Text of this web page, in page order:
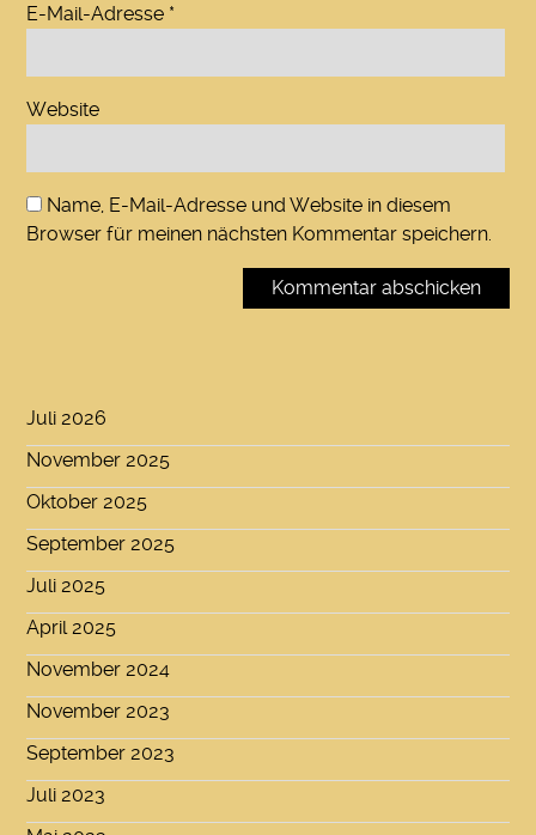
E-Mail-Adresse *
Website
Name, E-Mail-Adresse und Website in diesem
Browser für meinen nächsten Kommentar speichern.
Juli 2026
November 2025
Oktober 2025
September 2025
Juli 2025
April 2025
November 2024
November 2023
September 2023
Juli 2023